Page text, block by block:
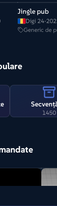
Jingle pub
Digi 24•
Generic de
deschidere
1450
2026